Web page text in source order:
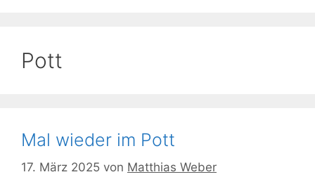
Pott
Mal wieder im Pott
17. März 2025 von Matthias Weber